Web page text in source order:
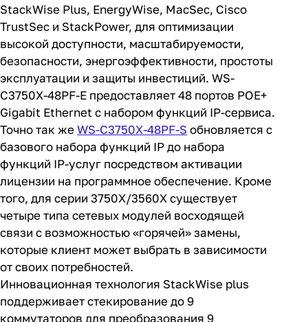
функций, таких как технология Cisco
StackWise Plus, EnergyWise, MacSec, Cisco
TrustSec и StackPower, для оптимизации
высокой доступности, масштабируемости,
безопасности, энергоэффективности, простоты
эксплуатации и защиты инвестиций. WS-
C3750X-48PF-E предоставляет 48 портов POE+
Gigabit Ethernet с набором функций IP-сервиса.
Точно так жеWS-C3750X-48PF-Sобновляется с
базового набора функций IP до набора
функций IP-услуг посредством активации
лицензии на программное обеспечение. Кроме
того, для серии 3750X/3560X существует
четыре типа сетевых модулей восходящей
связи с возможностью «горячей» замены,
которые клиент может выбрать в зависимости
от своих потребностей.
Инновационная технология StackWise plus
поддерживает стекирование до 9